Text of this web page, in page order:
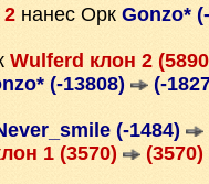
2 нанес Орк Gonzo*
Wulferd клон 2
(-13808)
(-
(-1484)
1 (3570) (3570)